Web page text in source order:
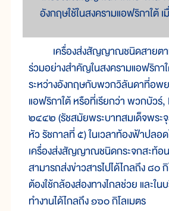
อังกฤษใช้ในสงครามแอฟริกาใต้
เครื่องส่งสัญญาณชนิดสายตา
ร่วมอย่างสำคัญในสงครามแอฟริกา
ระหว่างอังกฤษกับพวกวิลันดาที่อพ
แอฟริกาใต้ หรือที่เรียกว่า พวกบัวร์
๒๔๔๒ (รัชสมัยพระบาทสมเด็จพระจุ
หัว รัชกาลที่ ๕) ในเวลาท้องฟ้าปลอด
เครื่องส่งสัญญาณชนิดกระจกสะท้อ
สามารถส่งข่าวสารไปได้ไกลถึง ๘๐ กิ
ต้องใช้กล้องส่องทางไกลช่วย และใน
ทำงานได้ไกลถึง ๑๖๐ กิโลเมตร